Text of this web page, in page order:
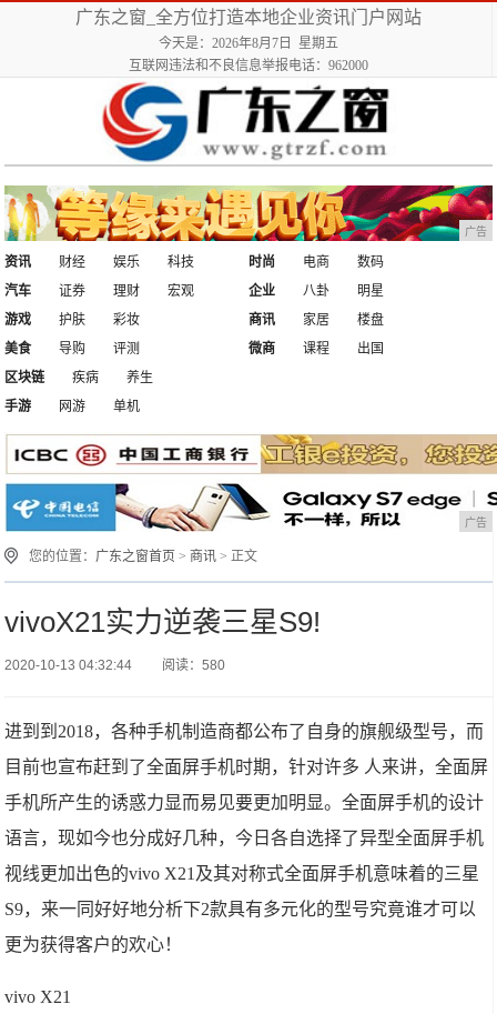
广东之窗_全方位打造本地企业资讯门户网站
今天是：2026年8月7日 星期五
互联网违法和不良信息举报电话：962000
广告
资讯 财经 娱乐
科技
汽车
证券 理财 宏观
时尚 电商
数码
企业
八卦
明星
游戏
护肤
彩妆
美食
导购 评测
商讯 家居
楼盘
微商
课程
出国
区块链
疾病
养生
手游
网游 单机
广告
您的位置： 广东之窗首页 > 商讯 > 正文
vivoX21实力逆袭三星S9!
2020-10-13 04:32:44 阅读：580
进到到2018，各种手机制造商都公布了自身的旗舰级型号，而
目前也宣布赶到了全面屏手机时期，针对许多 人来讲，全面屏
手机所产生的诱惑力显而易见要更加明显。全面屏手机的设计
语言，现如今也分成好几种，今日各自选择了异型全面屏手机
视线更加出色的vivo X21及其对称式全面屏手机意味着的三星
S9，来一同好好地分析下2款具有多元化的型号究竟谁才可以
更为获得客户的欢心！
vivo X21